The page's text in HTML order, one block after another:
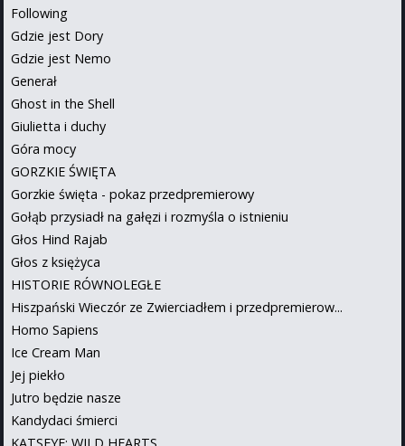
Following
Gdzie jest Dory
Gdzie jest Nemo
Generał
Ghost in the Shell
Giulietta i duchy
Góra mocy
GORZKIE ŚWIĘTA
Gorzkie święta - pokaz przedpremierowy
Gołąb przysiadł na gałęzi i rozmyśla o istnieniu
Głos Hind Rajab
Głos z księżyca
HISTORIE RÓWNOLEGŁE
Hiszpański Wieczór ze Zwierciadłem i przedpremierow...
Homo Sapiens
Ice Cream Man
Jej piekło
Jutro będzie nasze
Kandydaci śmierci